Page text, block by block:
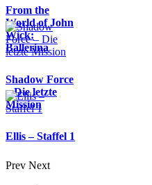
From the
World of John
Wick:
Ballerina
Shadow Force
– Die letzte
Mission
Ellis – Staffel 1
Prev Next